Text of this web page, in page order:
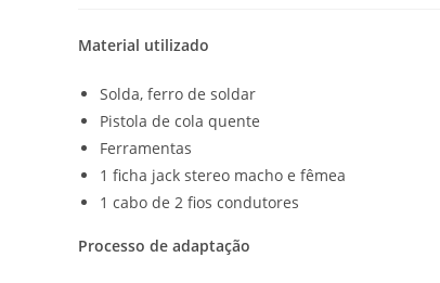
Material utilizado
Solda, ferro de soldar
Pistola de cola quente
Ferramentas
1 ficha jack stereo macho e fêmea
1 cabo de 2 fios condutores
Processo de adaptação